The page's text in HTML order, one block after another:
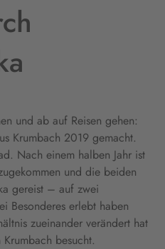
und ab auf Reisen gehen:
Krumbach 2019 gemacht.
Nach einem halben Jahr ist
und die beiden
gereist – auf zwei
Besonderes erlebt haben
zueinander verändert hat
besucht.